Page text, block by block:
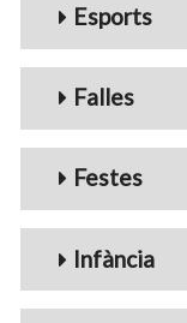
Esports
Falles
Festes
Infància